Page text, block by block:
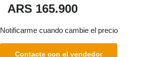
ARS 165.900
Notificarme cuando cambie el precio
Contacte con el vendedor